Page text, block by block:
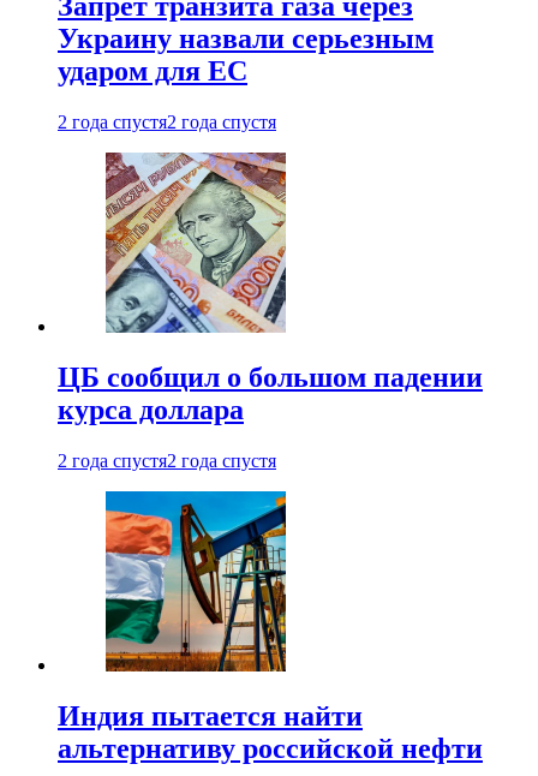
Украину назвали серьезным
ударом для ЕС
2 года спустя2 года спустя
ЦБ сообщил о большом падении
курса доллара
2 года спустя2 года спустя
Индия пытается найти
альтернативу российской нефти